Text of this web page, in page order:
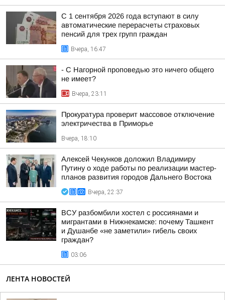
С 1 сентября 2026 года вступают в силу
автоматические перерасчеты страховых
пенсий для трех групп граждан
Вчера, 16:47
- С Нагорной проповедью это ничего общего
не имеет?
Вчера, 23:11
Прокуратура проверит массовое отключение
электричества в Приморье
Вчера, 18:10
Алексей Чекунков доложил Владимиру
Путину о ходе работы по реализации мастер-
планов развития городов Дальнего Востока
Вчера, 22:37
ВСУ разбомбили хостел с россиянами и
мигрантами в Нижнекамске: почему Ташкент
и Душанбе «не заметили» гибель своих
граждан?
03:06
ЛЕНТА НОВОСТЕЙ